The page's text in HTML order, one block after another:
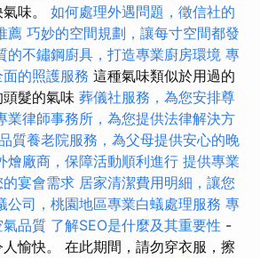
味。 如何處理外遇問題，徵信社的
薦 巧妙的空間規劃，讓每寸空間都發
的不鏽鋼廚具，打造專業廚房環境 專
的照護服務 這種氣味類似於用過的
髮的氣味 葬儀社服務，為您安排尊
業律師事務所，為您提供法律解決方
質養老院服務，為父母提供安心的晚
燴廠商，保障活動順利進行 提供專業
宴會需求 居家清潔費用明細，讓您
公司，桃園地區專業白蟻處理服務 專
品質 了解SEO是什麼及其重要性 -
愉快。 在此期間，請勿穿衣服，擦